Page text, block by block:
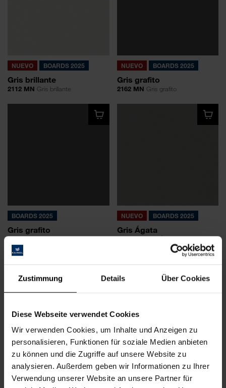
Zustimmung Details Über Cookies
Diese Webseite verwendet Cookies
Wir verwenden Cookies, um Inhalte und Anzeigen zu
personalisieren, Funktionen für soziale Medien anbieten
zu können und die Zugriffe auf unsere Website zu
analysieren. Außerdem geben wir Informationen zu Ihrer
Verwendung unserer Website an unsere Partner für
NUEVO BOARDS 2025
Gris brillante
2112 MN Gris brillante
NUEVO BOARDS 2025
Gris grafito
2162 MN Gris grafito
BOARDS 2025
Gris grafito
2162 PEGris grafito
NUEVO BOARDS 2025
Gris Ágata
2171 MNGris Ágata
NUEVO BOARDS 2025
Jade
NUEVO BOARDS 2025
Magnolia